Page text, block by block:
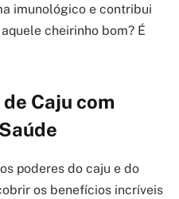
imunológico e contribui
cheirinho bom? É
Caju com
poderes do caju e do
os benefícios incríveis